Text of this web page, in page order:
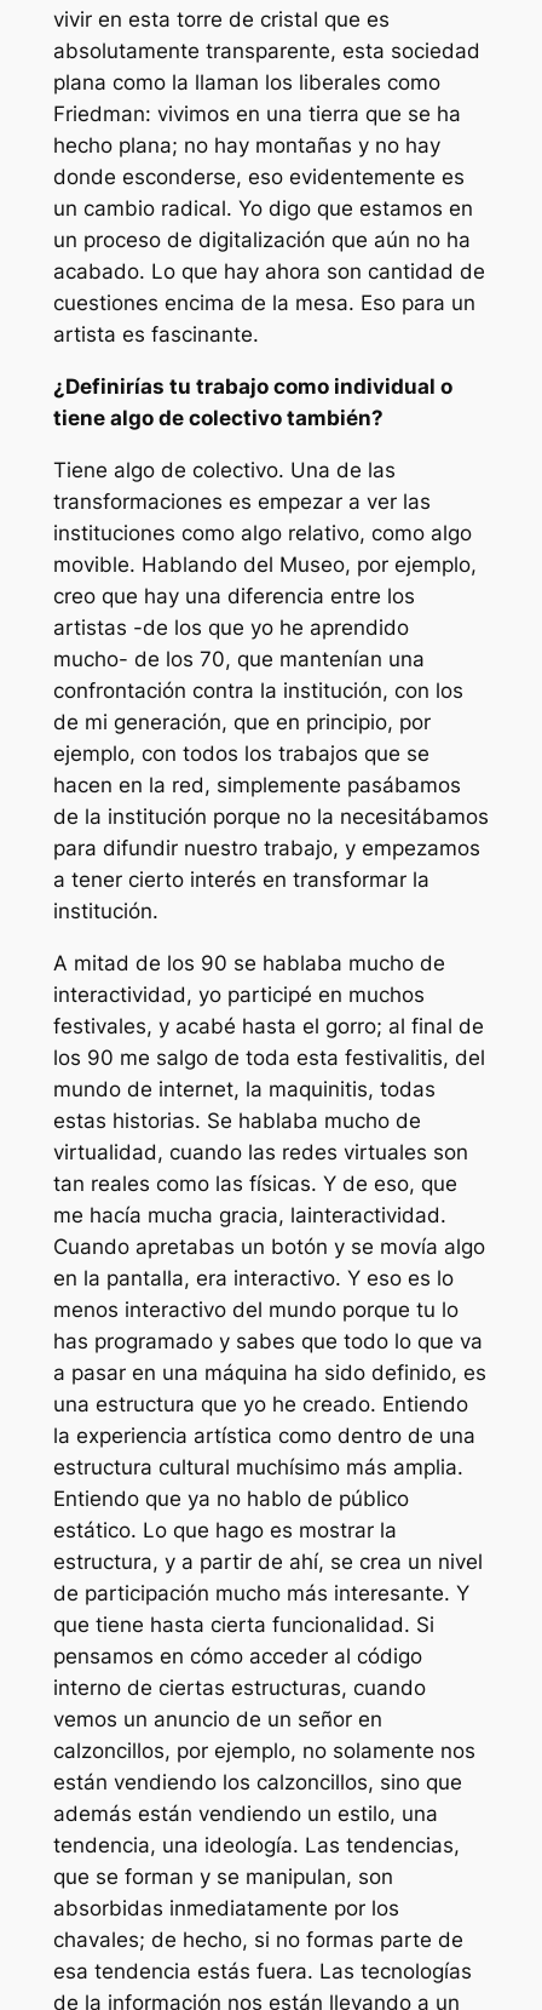
vivir en esta torre de cristal que es
absolutamente transparente, esta sociedad
plana como la llaman los liberales como
Friedman: vivimos en una tierra que se ha
hecho plana; no hay montañas y no hay
donde esconderse, eso evidentemente es
un cambio radical. Yo digo que estamos en
un proceso de digitalización que aún no ha
acabado. Lo que hay ahora son cantidad de
cuestiones encima de la mesa. Eso para un
artista es fascinante.
¿Definirías tu trabajo como individual o
tiene algo de colectivo también?
Tiene algo de colectivo. Una de las
transformaciones es empezar a ver las
instituciones como algo relativo, como algo
movible. Hablando del Museo, por ejemplo,
creo que hay una diferencia entre los
artistas -de los que yo he aprendido
mucho- de los 70, que mantenían una
confrontación contra la institución, con los
de mi generación, que en principio, por
ejemplo, con todos los trabajos que se
hacen en la red, simplemente pasábamos
de la institución porque no la necesitábamos
para difundir nuestro trabajo, y empezamos
a tener cierto interés en transformar la
institución.
A mitad de los 90 se hablaba mucho de
interactividad, yo participé en muchos
festivales, y acabé hasta el gorro; al final de
los 90 me salgo de toda esta festivalitis, del
mundo de internet, la maquinitis, todas
estas historias. Se hablaba mucho de
virtualidad, cuando las redes virtuales son
tan reales como las físicas. Y de eso, que
me hacía mucha gracia, lainteractividad.
Cuando apretabas un botón y se movía algo
en la pantalla, era interactivo. Y eso es lo
menos interactivo del mundo porque tu lo
has programado y sabes que todo lo que va
a pasar en una máquina ha sido definido, es
una estructura que yo he creado. Entiendo
la experiencia artística como dentro de una
estructura cultural muchísimo más amplia.
Entiendo que ya no hablo de público
estático. Lo que hago es mostrar la
estructura, y a partir de ahí, se crea un nivel
de participación mucho más interesante. Y
que tiene hasta cierta funcionalidad. Si
pensamos en cómo acceder al código
interno de ciertas estructuras, cuando
vemos un anuncio de un señor en
calzoncillos, por ejemplo, no solamente nos
están vendiendo los calzoncillos, sino que
además están vendiendo un estilo, una
tendencia, una ideología. Las tendencias,
que se forman y se manipulan, son
absorbidas inmediatamente por los
chavales; de hecho, si no formas parte de
esa tendencia estás fuera. Las tecnologías
de la información nos están llevando a un